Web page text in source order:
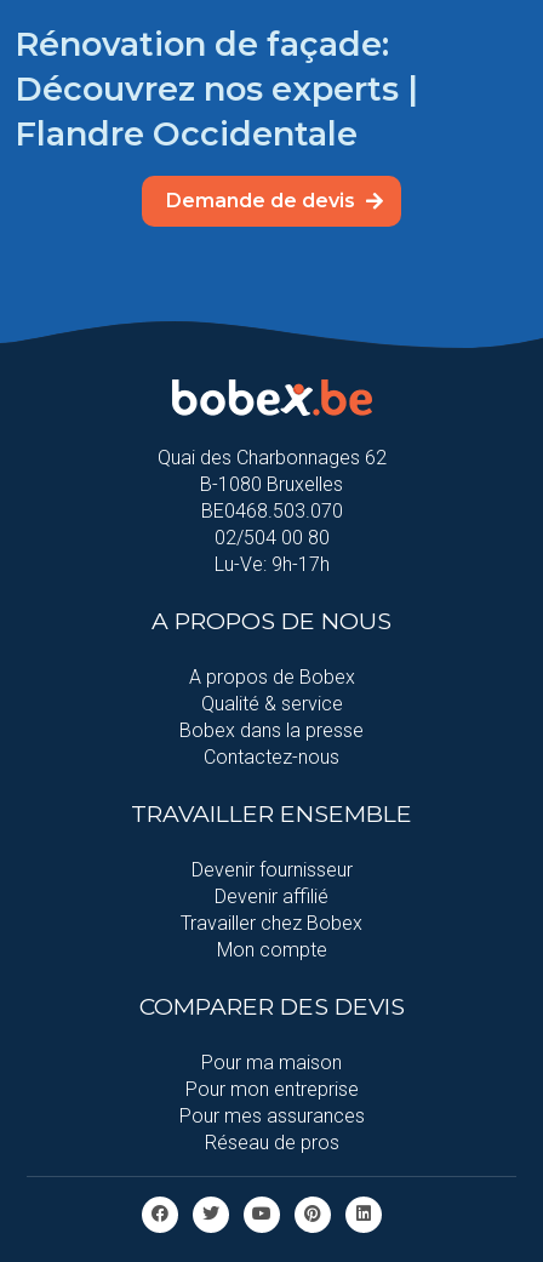
Rénovation de façade:
Découvrez nos experts |
Flandre Occidentale
Demande de devis
Quai des Charbonnages 62
B-1080 Bruxelles
BE0468.503.070
02/504 00 80
Lu-Ve: 9h-17h
A PROPOS DE NOUS
A propos de Bobex
Qualité & service
Bobex dans la presse
Contactez-nous
TRAVAILLER ENSEMBLE
Devenir fournisseur
Devenir affilié
Travailler chez Bobex
Mon compte
COMPARER DES DEVIS
Pour ma maison
Pour mon entreprise
Pour mes assurances
Réseau de pros